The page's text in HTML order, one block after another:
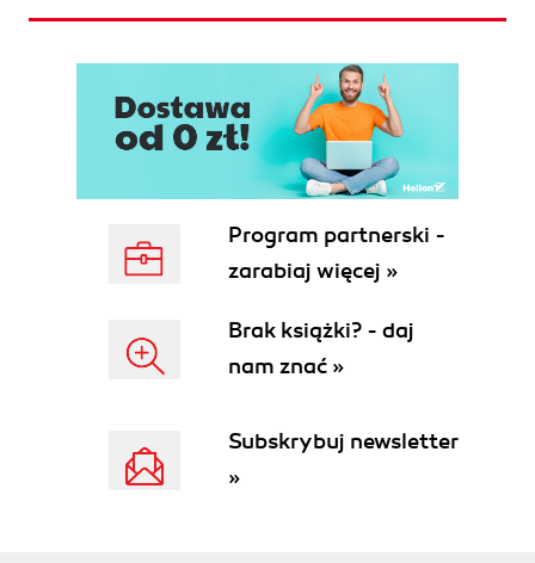
Program partnerski -
zarabiaj więcej »
Brak książki? - daj
nam znać »
Subskrybuj newsletter
»